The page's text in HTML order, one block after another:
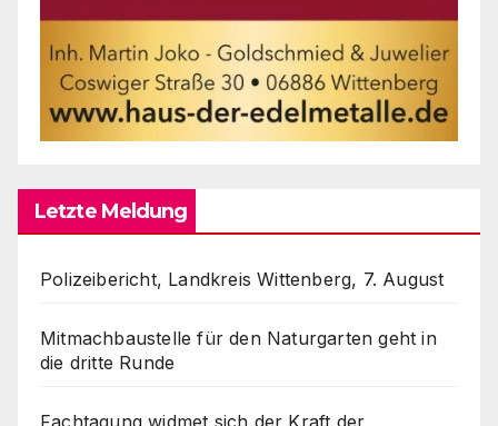
Letzte Meldung
Polizeibericht, Landkreis Wittenberg, 7. August
Mitmachbaustelle für den Naturgarten geht in
die dritte Runde
Fachtagung widmet sich der Kraft der